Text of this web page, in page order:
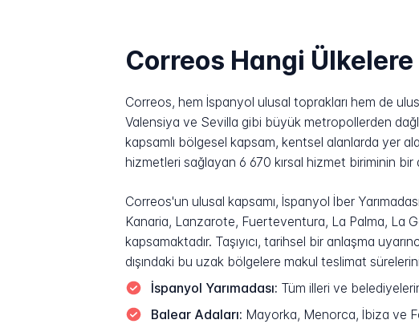
Correos Hangi
Correos, hem İspanyol ulusal toprakları hem de
Valensiya ve Sevilla gibi büyük metropollerden
kapsamlı bölgesel kapsam, kentsel alanlarda yer
hizmetleri sağlayan 6 670 kırsal hizmet biriminin bir
Correos'un ulusal kapsamı, İspanyol İber
Kanaria, Lanzarote, Fuerteventura, La Palma, La
kapsamaktadır. Taşıyıcı, tarihsel bir anlaşma
dışındaki bu uzak bölgelere makul teslimat
İspanyol Yarımadası: Tüm illeri ve
Balear Adaları: Mayorka, Menorca, İbiza ve